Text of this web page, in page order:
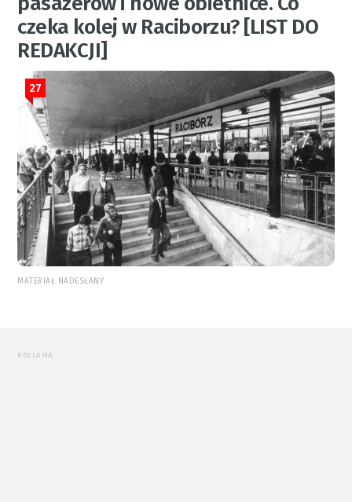
czeka kolej w Raciborzu? [LIST DO
REDAKCJI]
27
MATERIAŁ NADESŁANY
REKLAMA